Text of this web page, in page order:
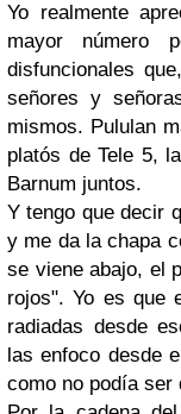
Yo realmente
mayor número
disfuncionales
señores y
mismos. Pululan
platós de Tele 5,
Barnum juntos.
Y tengo que decir
y me da la chapa
se viene abajo, el
rojos". Yo es que
radiadas desde
las enfoco desde
como no podía ser